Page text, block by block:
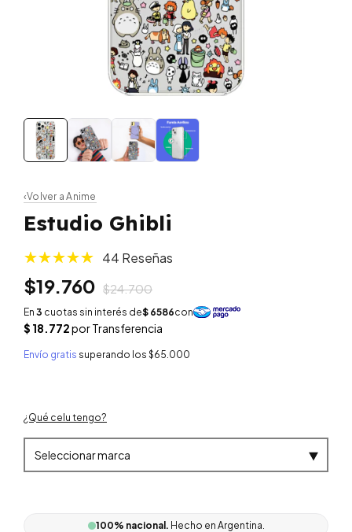
‹Volver a Anime
Estudio Ghibli
44 Reseñas
$19.760 $24.700
Envío gratis superando los $65.000
100% nacional. Hecho en Argentina.